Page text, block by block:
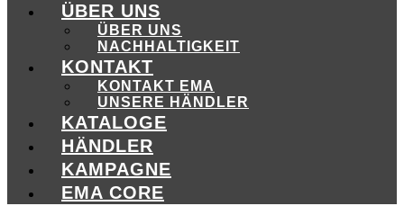
ÜBER UNS
ÜBER UNS
NACHHALTIGKEIT
KONTAKT
KONTAKT EMA
UNSERE HÄNDLER
KATALOGE
HÄNDLER
KAMPAGNE
EMA CORE